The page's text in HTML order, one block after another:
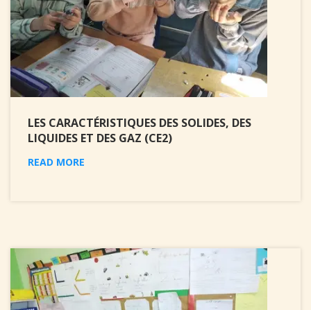
LES CARACTÉRISTIQUES DES SOLIDES, DES
LIQUIDES ET DES GAZ (CE2)
READ MORE